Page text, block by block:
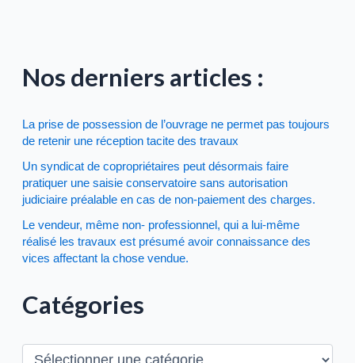
Nos derniers articles :
La prise de possession de l’ouvrage ne permet pas toujours
de retenir une réception tacite des travaux
Un syndicat de copropriétaires peut désormais faire
pratiquer une saisie conservatoire sans autorisation
judiciaire préalable en cas de non-paiement des charges.
Le vendeur, même non- professionnel, qui a lui-même
réalisé les travaux est présumé avoir connaissance des
vices affectant la chose vendue.
Catégories